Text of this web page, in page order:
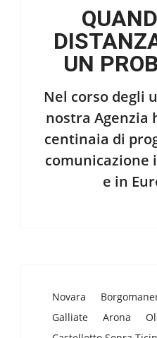
UN
Nel corso degli
nostra Agenzia
centinaia di
comunicazione
e in
Novara
Galliate
Arona